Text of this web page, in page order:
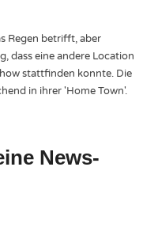
Regen betrifft, aber
dass eine andere Location
stattfinden konnte. Die
in ihrer 'Home Town'.
News-